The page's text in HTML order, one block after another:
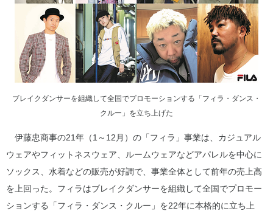
ブレイクダンサーを組織して全国でプロモーションする「フィラ・ダンス・
クルー」を立ち上げた
伊藤忠商事の21年（1～12月）の「フィラ」事業は、カジュアル
ウェアやフィットネスウェア、ルームウェアなどアパレルを中心に
ソックス、水着などの販売が好調で、事業全体として前年の売上高
を上回った。フィラはブレイクダンサーを組織して全国でプロモー
ションする「フィラ・ダンス・クルー」を22年に本格的に立ち上